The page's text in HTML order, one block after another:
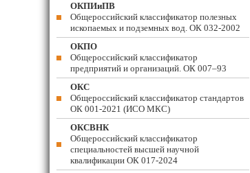
ОКПИиПВ
Общероссийский классификатор полезных
ископаемых и подземных вод. ОК 032-2002
ОКПО
Общероссийский классификатор
предприятий и организаций. ОК 007–93
ОКС
Общероссийский классификатор стандартов
ОК 001-2021 (ИСО МКС)
ОКСВНК
Общероссийский классификатор
специальностей высшей научной
квалификации ОК 017-2024